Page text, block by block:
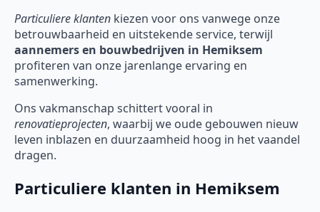
Particuliere klanten kiezen voor ons vanwege onze
betrouwbaarheid en uitstekende service, terwijl
aannemers en bouwbedrijven in Hemiksem
profiteren van onze jarenlange ervaring en
samenwerking.
Ons vakmanschap schittert vooral in
renovatieprojecten, waarbij we oude gebouwen nieuw
leven inblazen en duurzaamheid hoog in het vaandel
dragen.
Particuliere klanten in Hemiksem